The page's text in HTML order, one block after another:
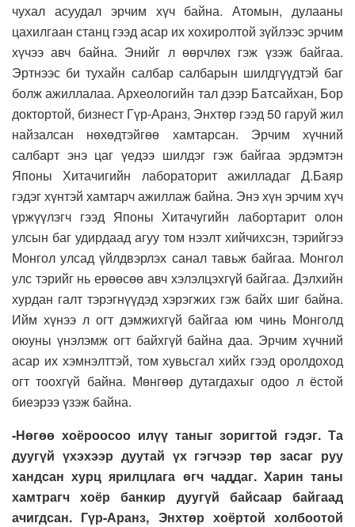
чухал асуудал эрчим хүч байна. Атомын, дулааны
цахилгаан станц гээд асар их хохиролтой зүйлээс эрчим
хүчээ авч байна. Энийг л өөрчлөх гэж үзэж байгаа.
Эртнээс би тухайн салбар салбарын шилдгүүдтэй баг
болж ажиллалаа. Археологийн тал дээр Батсайхан, Бор
доктортой, бизнест Гүр-Аранз, Энхтөр гээд 50 гаруй жил
найзалсан нөхөдтэйгөө хамтарсан. Эрчим хүчний
салбарт энэ цаг үедээ шилдэг гэж байгаа эрдэмтэн
Японы Хитачигийн лабораторит ажилладаг Д.Баяр
гэдэг хүнтэй хамтарч ажиллаж байна. Энэ хүн эрчим хүч
үржүүлэгч гээд Японы Хитачугийн лабортарит олон
улсын баг удирдаад агуу том нээлт хийчихсэн, тэрийгээ
Монгол улсад үйлдвэрлэх санал тавьж байгаа. Монгол
улс тэрийг нь ерөөсөө авч хэлэлцэхгүй байгаа. Дэлхийн
хурдан галт тэрэгнүүдэд хэрэгжих гэж байх шиг байна.
Ийм хүнээ л огт дэмжихгүй байгаа юм чинь Монголд
оюуны үнэлэмж огт байхгүй байна даа. Эрчим хүчний
асар их хэмнэлттэй, том хувьсгал хийх гээд оролдоход
огт тоохгүй байна. Мөнгөөр дутагдахыг одоо л ёстой
биеэрээ үзэж байна.
-Нөгөө хоёроосоо илүү таныг зоригтой гэдэг. Та
дуугүй үхэхээр дуутай үх гэгчээр төр засаг руу
хандсан хурц ярилцлага өгч чаддаг. Харин таны
хамтрагч хоёр банкир дуугүй байсаар байгаад
ачигдсан. Гүр-Аранз, Энхтөр хоёртой холбоотой